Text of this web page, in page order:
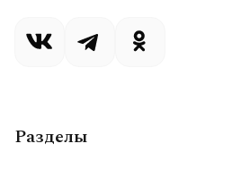
Разделы